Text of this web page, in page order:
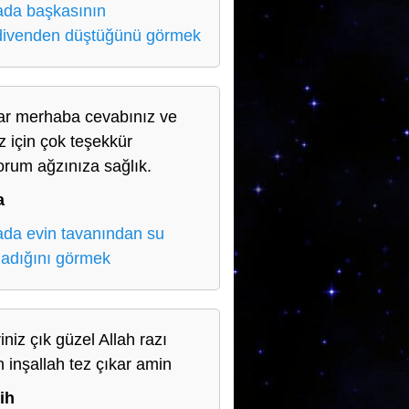
başkasının
düştüğünü görmek
merhaba cevabınız ve
için çok teşekkür
ağzınıza sağlık.
evin tavanından su
görmek
çık güzel Allah razı
inşallah tez çıkar amin